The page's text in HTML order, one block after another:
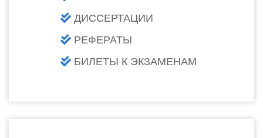
ДИССЕРТАЦИИ
РЕФЕРАТЫ
БИЛЕТЫ К ЭКЗАМЕНАМ